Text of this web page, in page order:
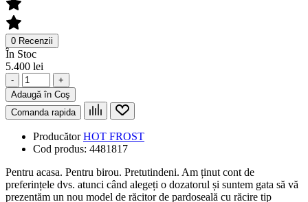
0 Recenzii
În Stoc
5.400 lei
-
+
Adaugă în Coş
Comanda rapida
ProducătorHOT FROST
Cod produs: 4481817
Pentru acasa. Pentru birou. Pretutindeni. Am ținut cont de
preferințele dvs. atunci când alegeți o dozatorul și suntem gata să vă
prezentăm un nou model de răcitor de pardoseală cu răcire tip